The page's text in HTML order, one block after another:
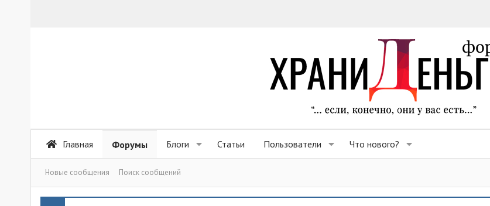
Главная Форумы Блоги Статьи Пользователи Что нового?
Новые сообщения Поиск сообщений